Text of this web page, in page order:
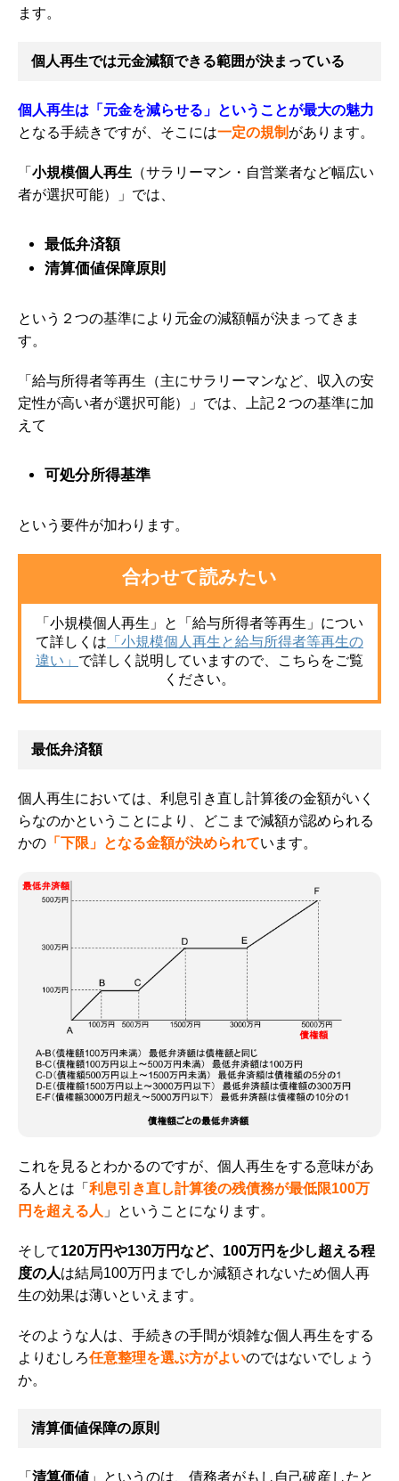
ます。
個人再生では元金減額できる範囲が決まっている
個人再生は「元金を減らせる」ということが最大の魅力
となる手続きですが、そこには一定の規制 があります。
「 小規模個人再生 （サラリーマン・自営業者など幅広い
者が選択可能）」では、
最低弁済額
清算価値保障原則
という２つの基準により元金の減額幅が決まってきま
す。
「給与所得者等再生（主にサラリーマンなど、収入の安
定性が高い者が選択可能）」では、上記２つの基準に加
えて
可処分所得基準
という要件が加わります。
合わせて読みたい
「小規模個人再生」と「給与所得者等再生」につい
て詳しく は 「小規模個人再生と給与所得者等再生の
違い」 で詳しく説明していますので、こちらをご覧
ください。
最低弁済額
個人再生においては、利息引き直し計算後の金額がいく
らなのかということにより、どこまで減額が認められる
かの 「下限」となる金額が決められています。
これを見るとわかるのですが、個人再生をする意味があ
る人とは「 利息引き直し計算後の残債務が最低限100万
円を超える人 」ということになります。
そして120万円や130万円など、 100万円を少し超える程
度の人は結局100万円までしか減額されないため個人再
生の効果は薄いといえます。
そのような人は、手続きの手間が煩雑な個人再生をする
よりむしろ任意整理を選ぶ方がよいのではないでしょう
か。
清算価値保障の原則
「 清算価値 」というのは、債務者がもし自己破産したと